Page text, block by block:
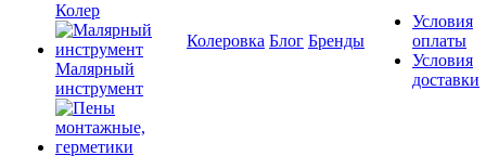
Колер
Малярный
инструмент
Колеровка Блог Бренды
Условия
оплаты
Условия
доставки